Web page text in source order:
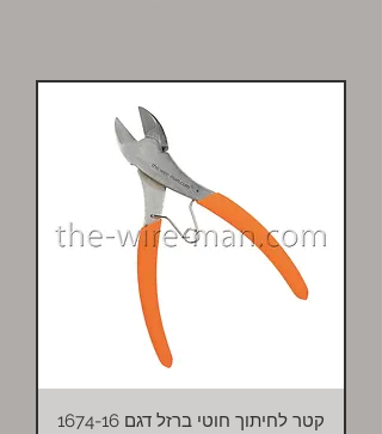
קטר לחיתוך חוטי ברזל דגם 1674-16